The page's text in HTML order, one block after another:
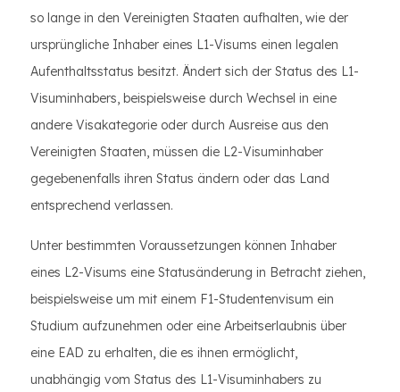
so lange in den Vereinigten Staaten aufhalten, wie der
ursprüngliche Inhaber eines L1-Visums einen legalen
Aufenthaltsstatus besitzt. Ändert sich der Status des L1-
Visuminhabers, beispielsweise durch Wechsel in eine
andere Visakategorie oder durch Ausreise aus den
Vereinigten Staaten, müssen die L2-Visuminhaber
gegebenenfalls ihren Status ändern oder das Land
entsprechend verlassen.
Unter bestimmten Voraussetzungen können Inhaber
eines L2-Visums eine Statusänderung in Betracht ziehen,
beispielsweise um mit einem F1-Studentenvisum ein
Studium aufzunehmen oder eine Arbeitserlaubnis über
eine EAD zu erhalten, die es ihnen ermöglicht,
unabhängig vom Status des L1-Visuminhabers zu